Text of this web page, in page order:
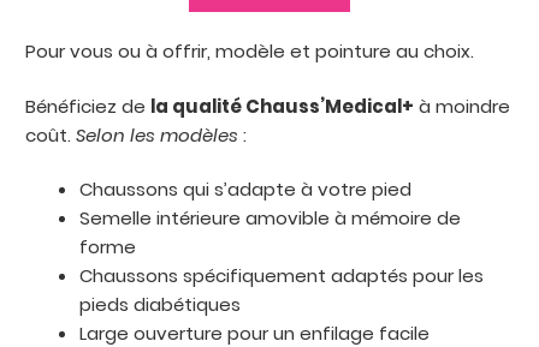
Pour vous ou à offrir, modèle et pointure au choix.
Bénéficiez de la qualité Chauss’Medical+ à moindre
coût.Selon les modèles :
Chaussons qui s’adapte à votre pied
Semelle intérieure amovible à mémoire de
forme
Chaussons spécifiquement adaptés pour les
pieds diabétiques
Large ouverture pour un enfilage facile